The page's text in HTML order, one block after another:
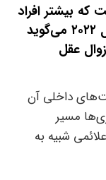
بیشتر افراد
انجام می‌دهند. اما یک مطالعه در سال ۲۰۲۲ می‌گوید
عقل
داخلی آن
مسیر
شبیه به